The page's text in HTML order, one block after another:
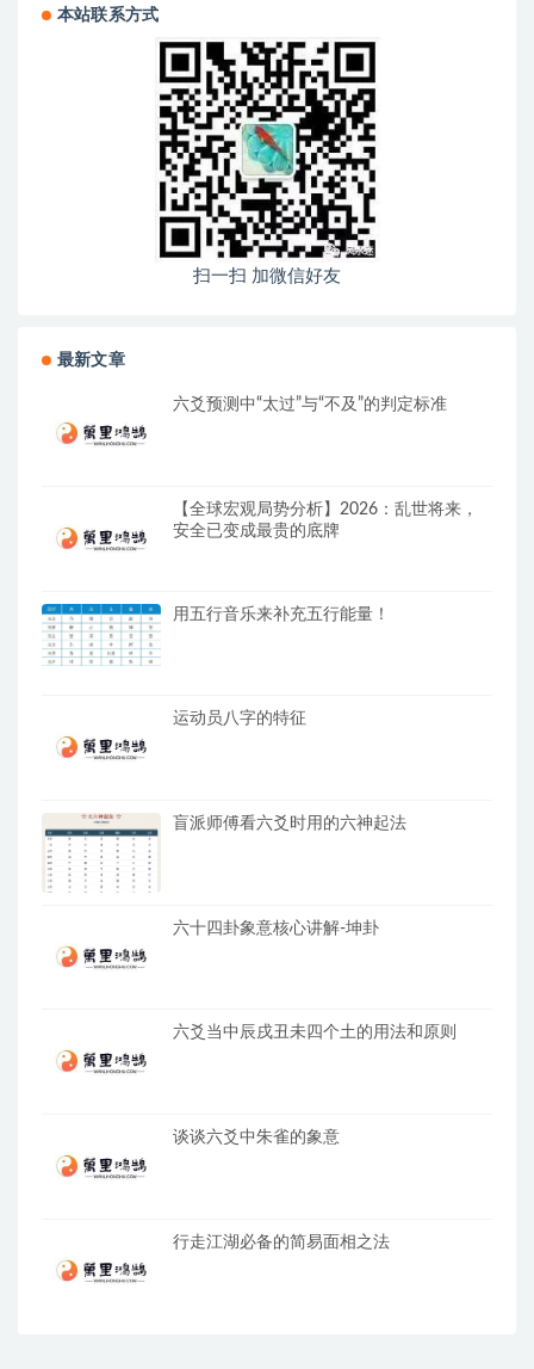
本站联系方式
扫一扫 加微信好友
最新文章
六爻预测中“太过”与“不及”的判定标准
【全球宏观局势分析】2026：乱世将来，
安全已变成最贵的底牌
用五行音乐来补充五行能量！
运动员八字的特征
盲派师傅看六爻时用的六神起法
六十四卦象意核心讲解-坤卦
六爻当中辰戌丑未四个土的用法和原则
谈谈六爻中朱雀的象意
行走江湖必备的简易面相之法